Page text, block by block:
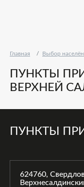
Главная Выбор
ПУНКТЫ
ВЕРХНЕЙ
ПУНКТЫ
624760,